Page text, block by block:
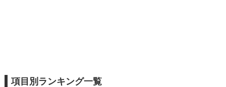
項目別ランキング一覧